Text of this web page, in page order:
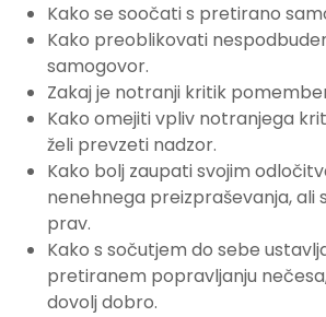
Kako se soočati s pretirano
Kako preoblikovati
samogovor.
Zakaj je notranji kritik
Kako omejiti vpliv notranjega
želi prevzeti nadzor.
Kako bolj zaupati svojim
nenehnega preizpraševanja, ali
prav.
Kako s sočutjem do sebe
pretiranem popravljanju
dovolj dobro.